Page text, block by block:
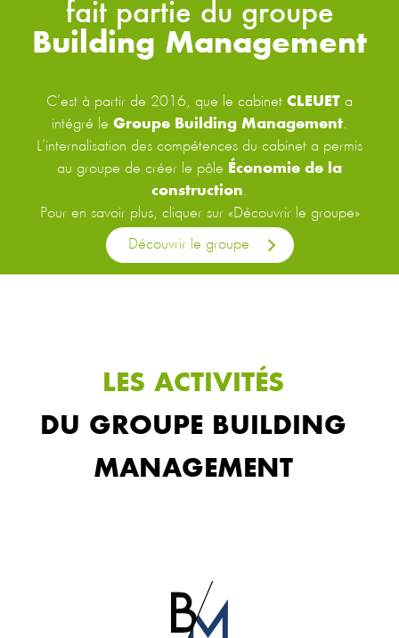
fait partie du groupe
Building Management
C’est à partir de 2016, que le cabinet CLEUET a
intégré le Groupe Building Management.
L’internalisation des compétences du cabinet a permis
au groupe de créer le pôle
Économie de la
construction.
Pour en savoir plus, cliquer sur «Découvrir le groupe»
Découvrir le groupe
LES ACTIVITÉS
DU GROUPE BUILDING
MANAGEMENT